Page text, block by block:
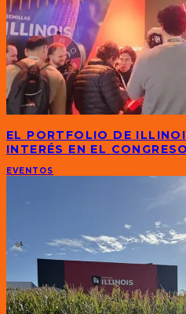
EL PORTFOLIO DE
INTERÉS EN EL
EVENTOS